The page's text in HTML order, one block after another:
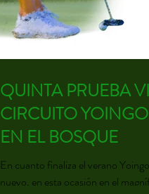
QUINTA PRUEBA
CIRCUITO
EN EL BOSQUE
En cuanto finaliza el verano
nuevo, en esta ocasión en el